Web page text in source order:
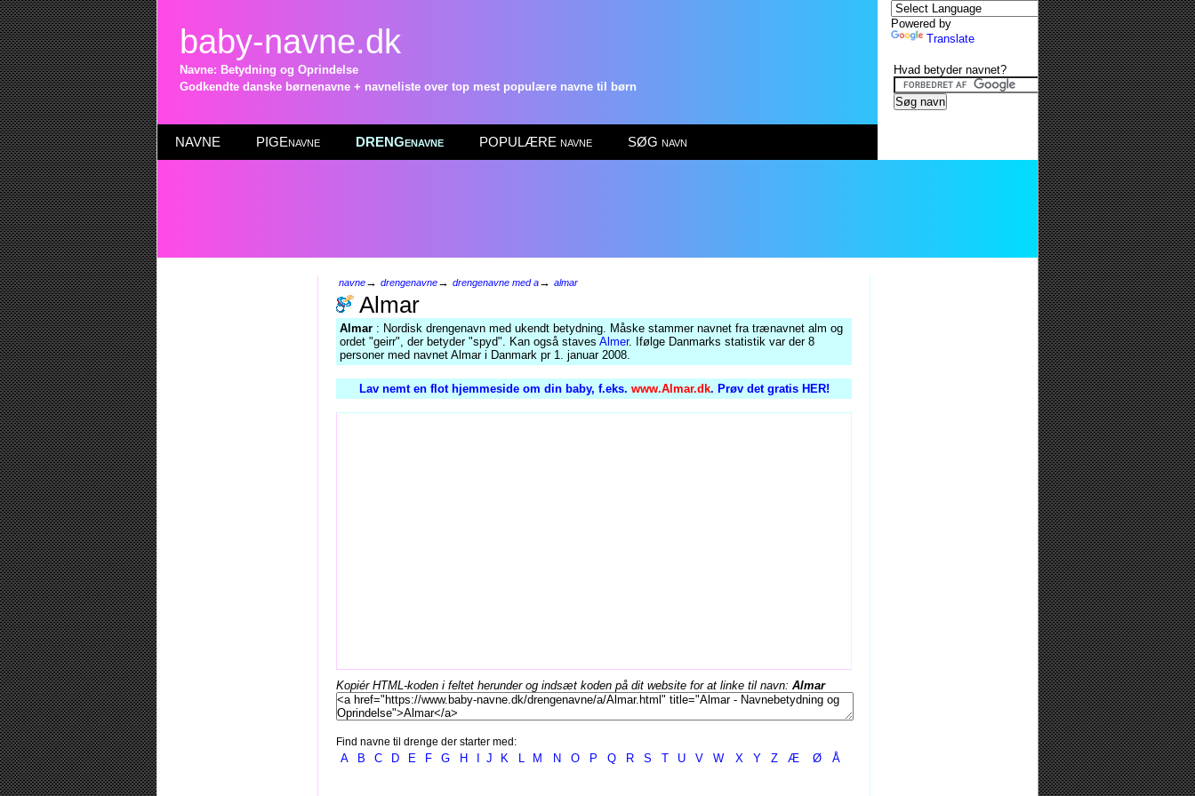
baby-navne.dk
Navne: Betydning og Oprindelse
Godkendte danske børnenavne + navneliste over top mest populære navne til børn
NAVNE PIGEnavne DRENGenavne POPULÆRE navne SØG navn
navne→ drengenavne→ drengenavne med a→ almar
Almar
Almar : Nordisk drengenavn med ukendt betydning. Måske stammer navnet fra trænavnet alm og
ordet "geirr", der betyder "spyd". Kan også staves Almer. Ifølge Danmarks statistik var der 8
personer med navnet Almar i Danmark pr 1. januar 2008.
Lav nemt en flot hjemmeside om din baby, f.eks. www.Almar.dk. Prøv det gratis HER!
Kopiér HTML-koden i feltet herunder og indsæt koden på dit website for at linke til navn: Almar
Find navne til drenge der starter med:
A B C D E F G H J K L M N O P Q R S T U V W X Y Z Æ Ø Å
Powered by
Translate
Hvad betyder navnet?